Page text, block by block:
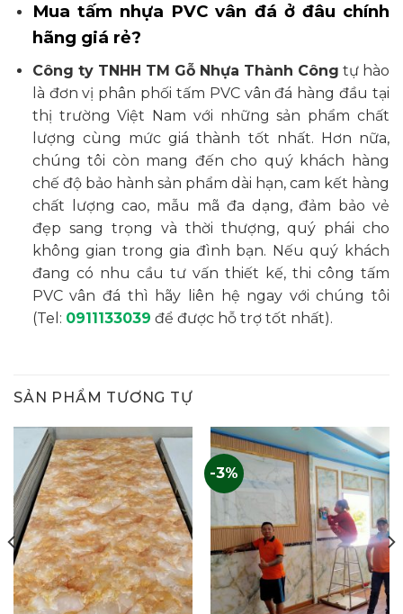
Mua tấm nhựa PVC vân đá ở đâu chính
hãng giá rẻ?
Công ty TNHH TM Gỗ Nhựa Thành Công tự hào
là đơn vị phân phối tấm PVC vân đá hàng đầu tại
thị trường Việt Nam với những sản phẩm chất
lượng cùng mức giá thành tốt nhất. Hơn nữa,
chúng tôi còn mang đến cho quý khách hàng
chế độ bảo hành sản phẩm dài hạn, cam kết hàng
chất lượng cao, mẫu mã đa dạng, đảm bảo vẻ
đẹp sang trọng và thời thượng, quý phái cho
không gian trong gia đình bạn. Nếu quý khách
đang có nhu cầu tư vấn thiết kế, thi công tấm
PVC vân đá thì hãy liên hệ ngay với chúng tôi
(Tel: 0911133039 để được hỗ trợ tốt nhất).
SẢN PHẨM TƯƠNG TỰ
-3%